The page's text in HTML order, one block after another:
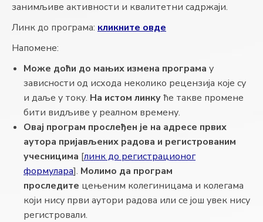
занимљиве активности и квалитетни садржаји.
Линк до програма: кликните овде
Напомене:
Може доћи до мањих измена програма у
зависности од исхода неколико рецензија које су
и даље у току. На истом линкуће такве промене
бити видљиве у реалном времену.
Овај програм прослеђен је на адресе првих
аутора пријављених радова и регистрованим
учесницима [линк до регистрационог
формулара]. Молимо да програм
проследите цењеним колегиницама и колегама
који нису први аутори радова или се још увек нису
регистровали.